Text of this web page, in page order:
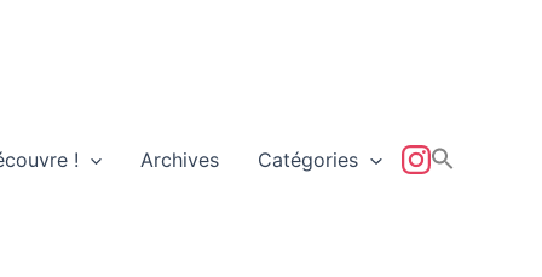
! Archives Catégories